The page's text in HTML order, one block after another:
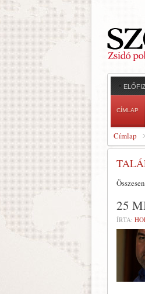
CÍMLAP
Címlap
Összesen
25
ÍRTA: